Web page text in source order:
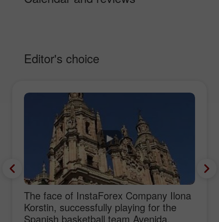
Editor's choice
The face of InstaForex Company Ilona
Korstin, successfully playing for the
Spanish basketball team Avenida,